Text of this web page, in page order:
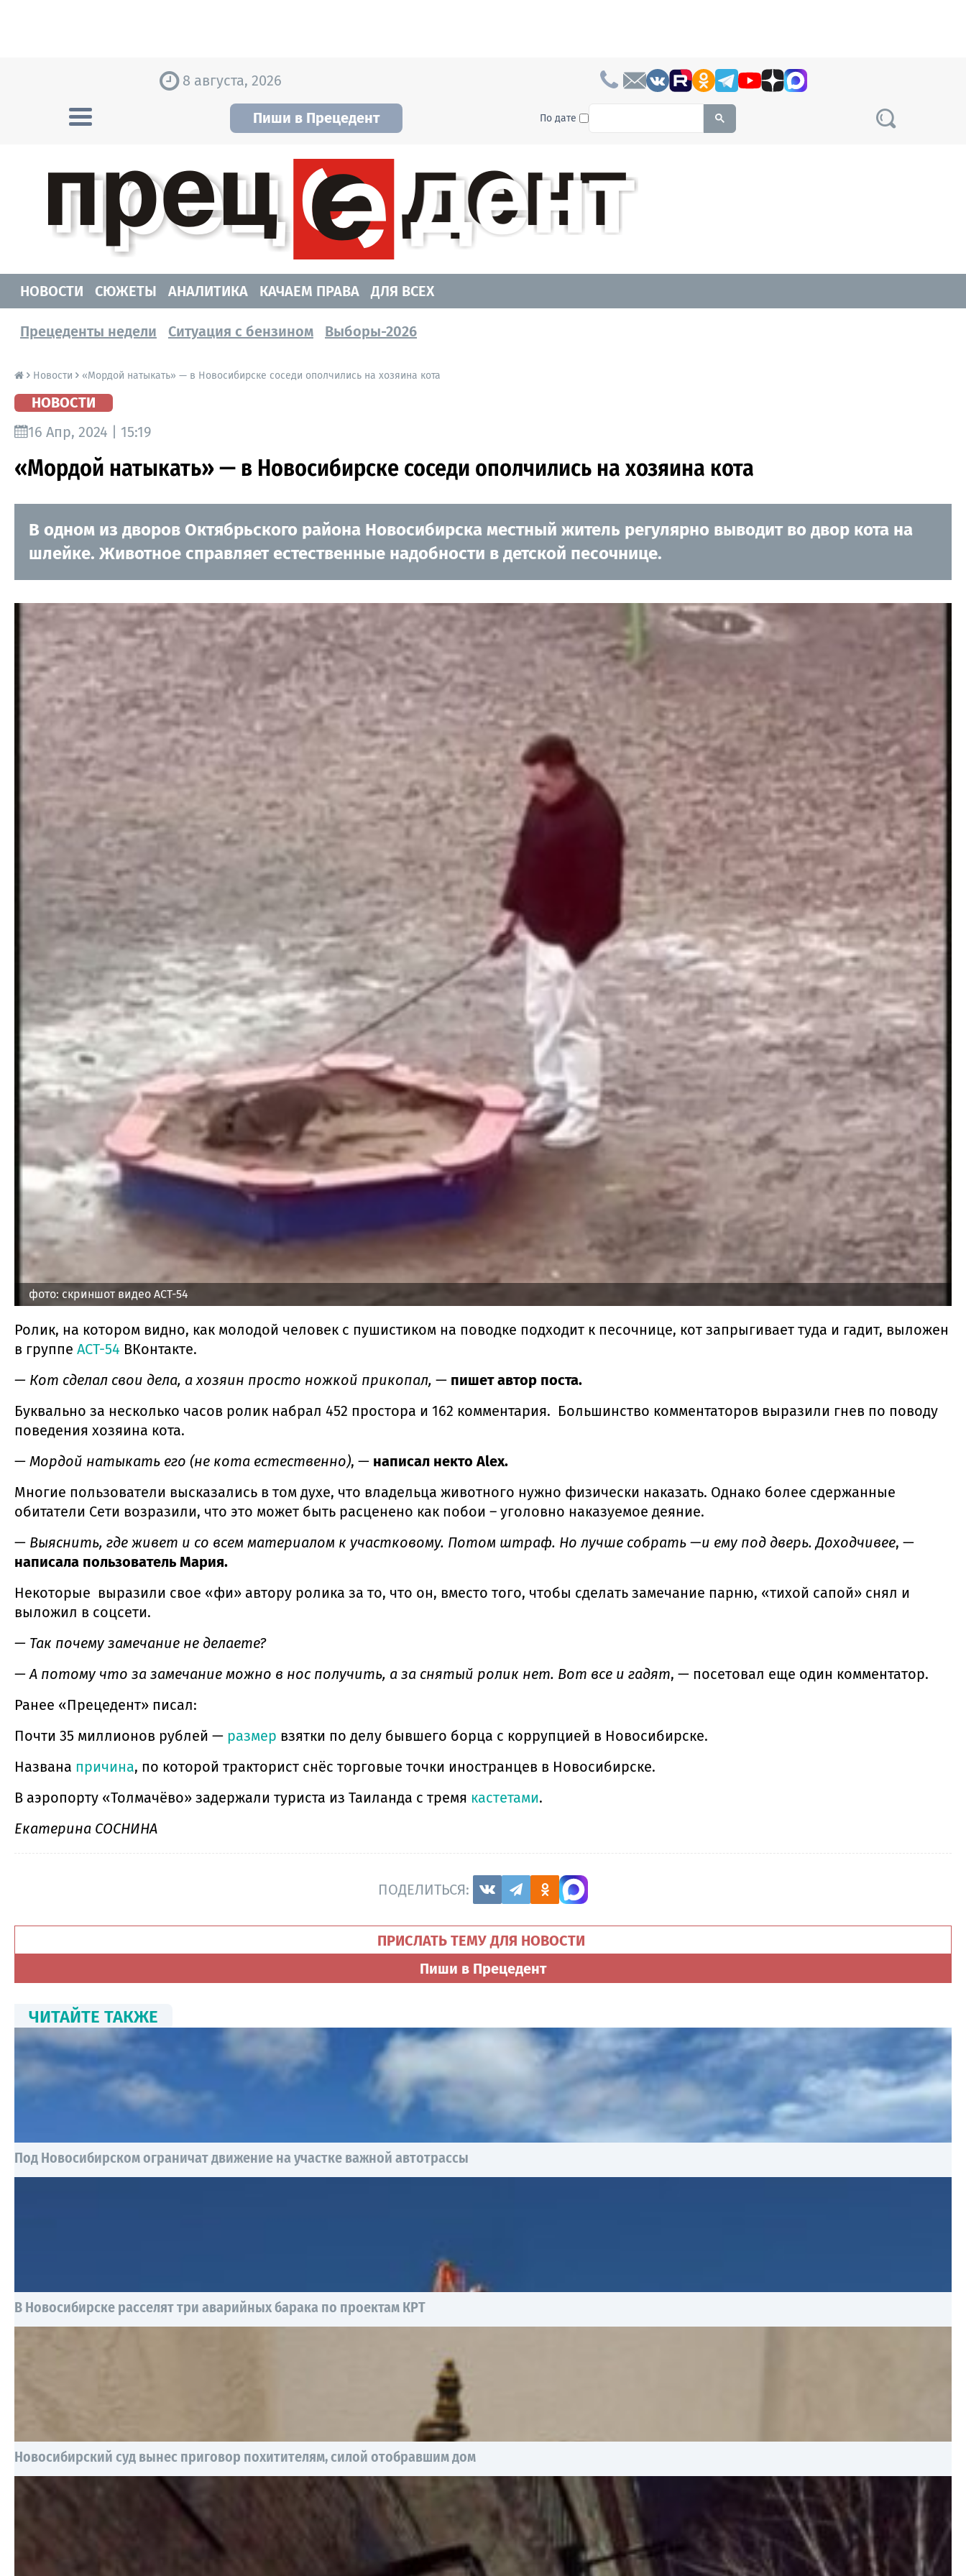
8 августа, 2026
Пиши в Прецедент По дате To search this site, enter a search term
НОВОСТИ
СЮЖЕТЫ АНАЛИТИКА КАЧАЕМ ПРАВА ДЛЯ ВСЕХ
Прецеденты недели Ситуация с бензином Выборы-2026
Новости «Мордой натыкать» — в Новосибирске соседи ополчились на хозяина кота
НОВОСТИ
16 Апр, 2024 | 15:19
«Мордой натыкать» — в Новосибирске соседи ополчились на хозяина кота
В одном из дворов Октябрьского района Новосибирска местный житель регулярно выводит во двор кота на
шлейке. Животное справляет естественные надобности в детской песочнице.
фото: скриншот видео АСТ-54
Ролик, на котором видно, как молодой человек с пушистиком на поводке подходит к песочнице, кот запрыгивает туда и гадит, выложен
в группе АСТ-54 ВКонтакте.
— Кот сделал свои дела, а хозяин просто ножкой прикопал, — пишет автор поста.
Буквально за несколько часов ролик набрал 452 простора и 162 комментария. Большинство комментаторов выразили гнев по поводу
поведения хозяина кота.
— Мордой натыкать его (не кота естественно), — написал некто Alex.
Многие пользователи высказались в том духе, что владельца животного нужно физически наказать. Однако более сдержанные
обитатели Сети возразили, что это может быть расценено как побои – уголовно наказуемое деяние.
— Выяснить, где живет и со всем материалом к участковому. Потом штраф. Но лучше собрать —и ему под дверь. Доходчивее, —
написала пользователь Мария.
Некоторые выразили свое «фи» автору ролика за то, что он, вместо того, чтобы сделать замечание парню, «тихой сапой» снял и
выложил в соцсети.
— Так почему замечание не делаете?
— А потому что за замечание можно в нос получить, а за снятый ролик нет. Вот все и гадят, — посетовал еще один комментатор.
Ранее «Прецедент» писал:
Почти 35 миллионов рублей — размер взятки по делу бывшего борца с коррупцией в Новосибирске.
Названа причина, по которой тракторист снёс торговые точки иностранцев в Новосибирске.
В аэропорту «Толмачёво» задержали туриста из Таиланда с тремя кастетами.
Екатерина СОСНИНА
ПОДЕЛИТЬСЯ:
ПРИСЛАТЬ ТЕМУ ДЛЯ НОВОСТИ
Пиши в Прецедент
ЧИТАЙТЕ ТАКЖЕ
Под Новосибирском ограничат движение на участке важной автотрассы
В Новосибирске расселят три аварийных барака по проектам КРТ
Новосибирский суд вынес приговор похитителям, силой отобравшим дом